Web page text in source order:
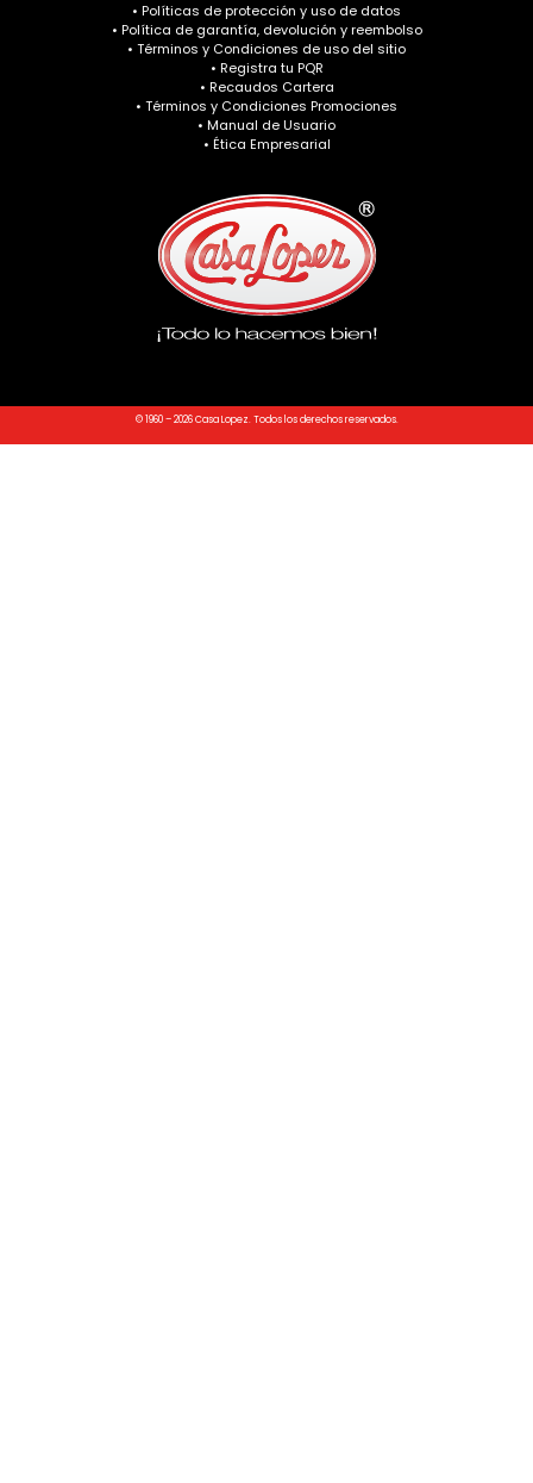
• Políticas de protección y uso de datos
• Política de garantía, devolución y reembolso
• Términos y Condiciones de uso del sitio
• Registra tu PQR
• Recaudos Cartera
• Términos y Condiciones Promociones
• Manual de Usuario
• Ética Empresarial
© 1960 – 2026 Casa Lopez. Todos los derechos reservados.